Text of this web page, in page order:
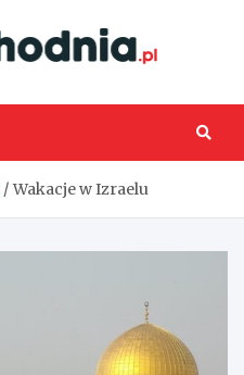
Wakacje w Izraelu